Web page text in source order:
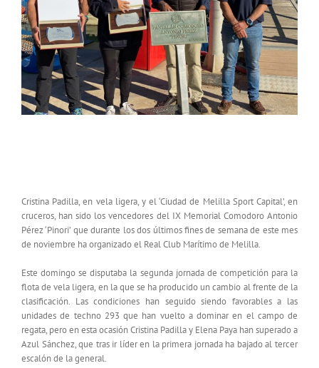
Cristina Padilla, en vela ligera, y el ‘Ciudad de Melilla Sport Capital’, en
cruceros, han sido los vencedores del IX Memorial Comodoro Antonio
Pérez ‘Pinori’ que durante los dos últimos fines de semana de este mes
de noviembre ha organizado el Real Club Marítimo de Melilla.
Este domingo se disputaba la segunda jornada de competición para la
flota de vela ligera, en la que se ha producido un cambio al frente de la
clasificación. Las condiciones han seguido siendo favorables a las
unidades de techno 293 que han vuelto a dominar en el campo de
regata, pero en esta ocasión Cristina Padilla y Elena Paya han superado a
Azul Sánchez, que tras ir líder en la primera jornada ha bajado al tercer
escalón de la general.